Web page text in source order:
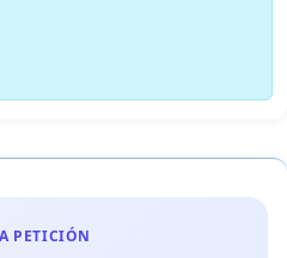
PETICIÓN